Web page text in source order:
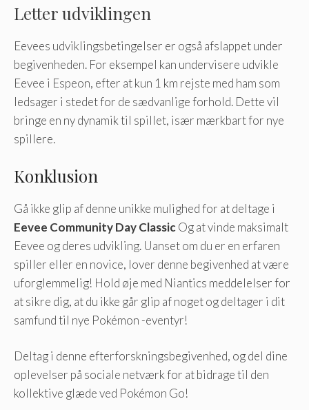
Letter udviklingen
Eevees udviklingsbetingelser er også afslappet under
begivenheden. For eksempel kan undervisere udvikle
Eevee i Espeon, efter at kun 1 km rejste med ham som
ledsager i stedet for de sædvanlige forhold. Dette vil
bringe en ny dynamik til spillet, især mærkbart for nye
spillere.
Konklusion
Gå ikke glip af denne unikke mulighed for at deltage i
Eevee Community Day ClassicOg at vinde maksimalt
Eevee og deres udvikling. Uanset om du er en erfaren
spiller eller en novice, lover denne begivenhed at være
uforglemmelig! Hold øje med Niantics meddelelser for
at sikre dig, at du ikke går glip af noget og deltager i dit
samfund til nye Pokémon -eventyr!
Deltag i denne efterforskningsbegivenhed, og del dine
oplevelser på sociale netværk for at bidrage til den
kollektive glæde ved Pokémon Go!